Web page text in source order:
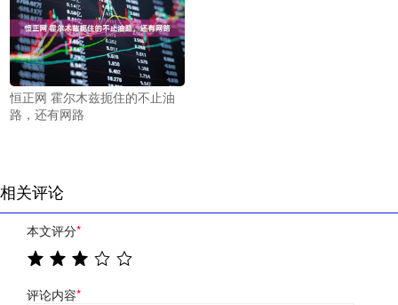
恒正网 霍尔木兹扼住的不止油
路，还有网路
相关评论
本文评分*
评论内容*